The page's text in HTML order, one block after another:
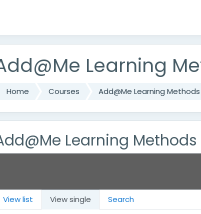
Learning
Home Courses Add@Me Learning
Learning Methods
View list View single Search